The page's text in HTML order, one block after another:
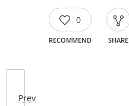
Prev
0
RECOMMEND SHARE